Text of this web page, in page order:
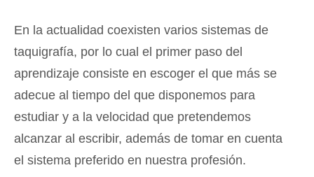
En la actualidad coexisten varios sistemas de
taquigrafía, por lo cual el primer paso del
aprendizaje consiste en escoger el que más se
adecue al tiempo del que disponemos para
estudiar y a la velocidad que pretendemos
alcanzar al escribir, además de tomar en cuenta
el sistema preferido en nuestra profesión.